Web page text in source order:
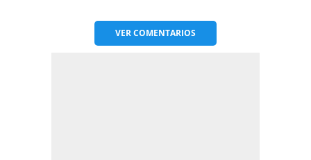
VERCOMENTARIOS